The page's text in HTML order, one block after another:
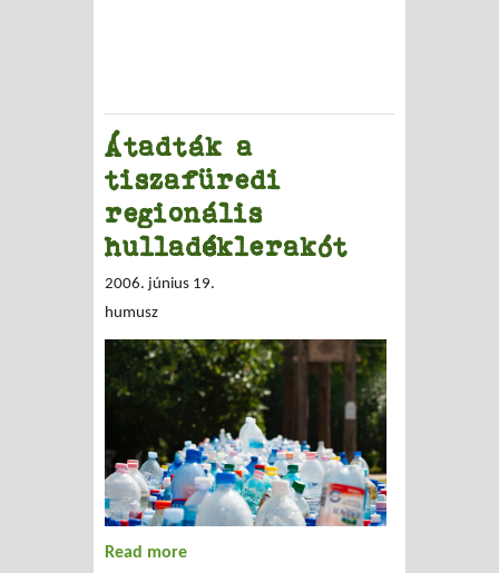
Átadták a
tiszafüredi
regionális
hulladéklerakót
2006. június 19.
humusz
Read more